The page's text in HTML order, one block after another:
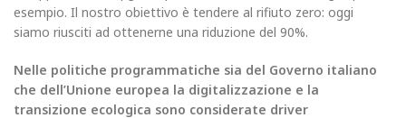
esempio. Il nostro obiettivo è tendere al rifiuto zero: oggi
siamo riusciti ad ottenerne una riduzione del 90%.
Nelle politiche programmatiche sia del Governo italiano
che dell’Unione europea la digitalizzazione e la
transizione ecologica sono considerate driver